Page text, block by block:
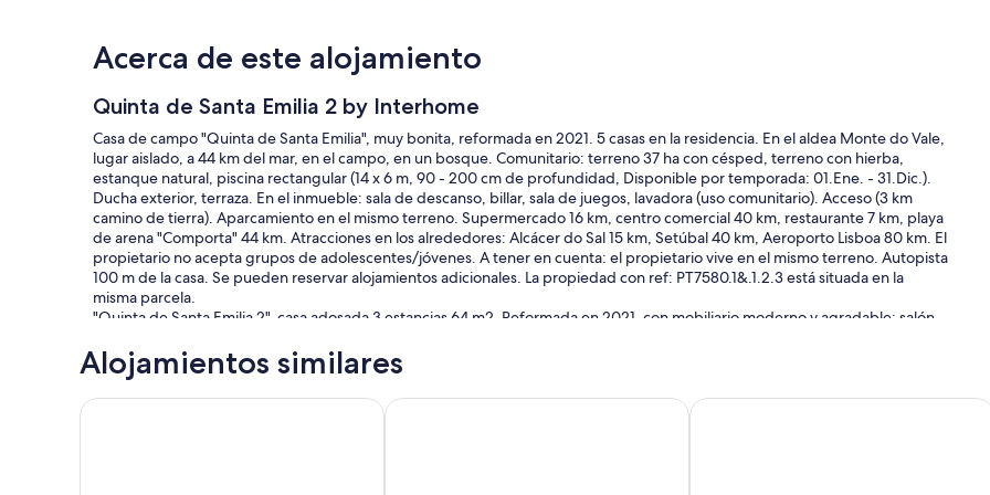
Acerca de este alojamiento
Quinta de Santa Emilia 2 by Interhome
Casa de campo "Quinta de Santa Emilia", muy bonita, reformada en 2021. 5 casas en la residencia. En el aldea Monte do Vale,
lugar aislado, a 44 km del mar, en el campo, en un bosque. Comunitario: terreno 37 ha con césped, terreno con hierba,
estanque natural, piscina rectangular (14 x 6 m, 90 - 200 cm de profundidad, Disponible por temporada: 01.Ene. - 31.Dic.).
Ducha exterior, terraza. En el inmueble: sala de descanso, billar, sala de juegos, lavadora (uso comunitario). Acceso (3 km
camino de tierra). Aparcamiento en el mismo terreno. Supermercado 16 km, centro comercial 40 km, restaurante 7 km, playa
de arena "Comporta" 44 km. Atracciones en los alrededores: Alcácer do Sal 15 km, Setúbal 40 km, Aeroporto Lisboa 80 km. El
propietario no acepta grupos de adolescentes/jóvenes. A tener en cuenta: el propietario vive en el mismo terreno. Autopista
100 m de la casa. Se pueden reservar alojamientos adicionales. La propiedad con ref: PT7580.1&.1.2.3 está situada en la
misma parcela.
"Quinta de Santa Emilia 2", casa adosada 3 estancias 64 m2. Reformada en 2021, con mobiliario moderno y agradable: salón-
(160 cm, 200 cm de longitud), aire acondicionado y bomba de calor, caliente. 1 dorm. con 1 cama doble (1 x 140 cm, 200 cm
de longitud), aire acondicionado y bomba de calor, caliente. Cocina abierta (horno, lavavajillas, 4 placas de vitrocerámica,
tostadora, hervidor de agua eléctrico, microondas, congelador, cafetera eléctrica, Cápsulas de café (Krups) extra).
Ducha/WC. Calefacción eléctrica. Terraza 21 m2, cubierta terraza grande 37 m2. Muebles de terraza. El alojamiento dispone
Alojamientos similares
Calm and comfort in Nature - Lodge T1Quinta de Santa Emilia 1 by InterhomeCasa / apartamento rural - Santa